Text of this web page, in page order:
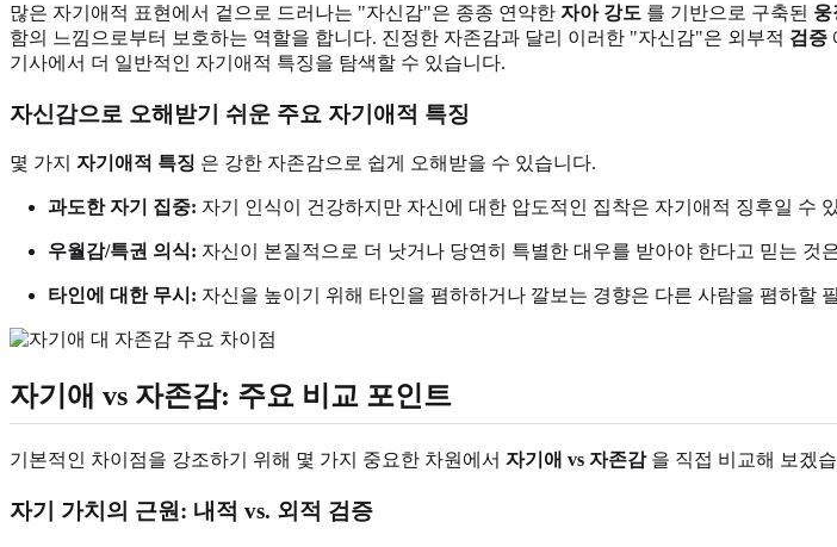
많은 자기애적 표현에서 겉으로 드러나는 "자신감"은 종종 연약한 자아 강도 를 기반으로 구축된 웅
함의 느낌으로부터 보호하는 역할을 합니다. 진정한 자존감과 달리 이러한 "자신감"은 외부적 검증
기사에서 더 일반적인 자기애적 특징을 탐색할 수 있습니다.
자신감으로 오해받기 쉬운 주요 자기애적 특징
몇 가지 자기애적 특징 은 강한 자존감으로 쉽게 오해받을 수 있습니다.
과도한 자기 집중: 자기 인식이 건강하지만 자신에 대한 압도적인 집착은 자기애적 징후일 수
우월감/특권 의식: 자신이 본질적으로 더 낫거나 당연히 특별한 대우를 받아야 한다고 믿는 것
타인에 대한 무시: 자신을 높이기 위해 타인을 폄하하거나 깔보는 경향은 다른 사람을 폄하할
자기애 vs 자존감: 주요 비교 포인트
기본적인 차이점을 강조하기 위해 몇 가지 중요한 차원에서 자기애 vs 자존감을 직접 비교해 보겠
자기 가치의 근원: 내적 vs. 외적 검증